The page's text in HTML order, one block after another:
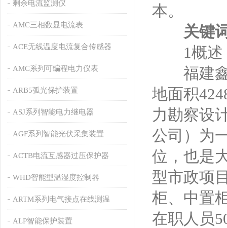
剩余电流监测仪
AMC三相数显电流表
ACE无线温度电流复合传感器
AMC系列可编程电力仪表
ARB5弧光保护装置
ASJ系列智能电力继电器
AGF系列智能光伏采集装置
ACTB电流互感器过压保护器
WHD智能型温湿度控制器
ARTM系列电气接点在线测温
ALP智能保护装置
本。
关键
1概述
福建鑫
地面积
力勘察设
公司）为
位，也是
型市政项
柜、中置
在职人员